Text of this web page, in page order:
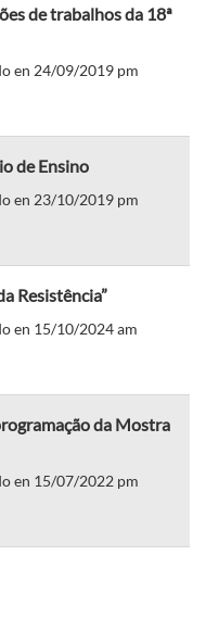
de trabalhos da 18ª
en 24/09/2019 pm
de Ensino
en 23/10/2019 pm
Resistência”
en 15/10/2024 am
da Mostra
en 15/07/2022 pm